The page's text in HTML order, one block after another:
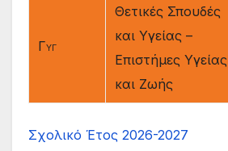
ΓΥΓ
Θετικές Σπουδές
και Υγείας –
Επιστήμες Υγείας
και Ζωής
Σχολικό Έτος 2026-2027